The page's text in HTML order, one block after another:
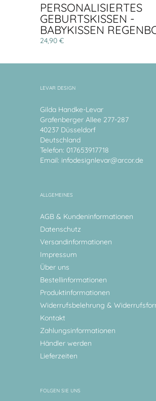
PERSONALISIERTES
GEBURTSKISSEN -
BABYKISSEN
24,90 €
LEVAR DESIGN
Gilda Handke-Levar
Grafenberger Allee 277-287
40237 Düsseldorf
Deutschland
Telefon: 017653917718
Email: infodesignlevar@arcor.de
ALLGEMEINES
AGB & Kundeninformationen
Datenschutz
Versandinformationen
Impressum
Über uns
Bestellinformationen
Produktinformationen
Widerrufsbelehrung &
Kontakt
Zahlungsinformationen
Händler werden
Lieferzeiten
FOLGEN SIE UNS